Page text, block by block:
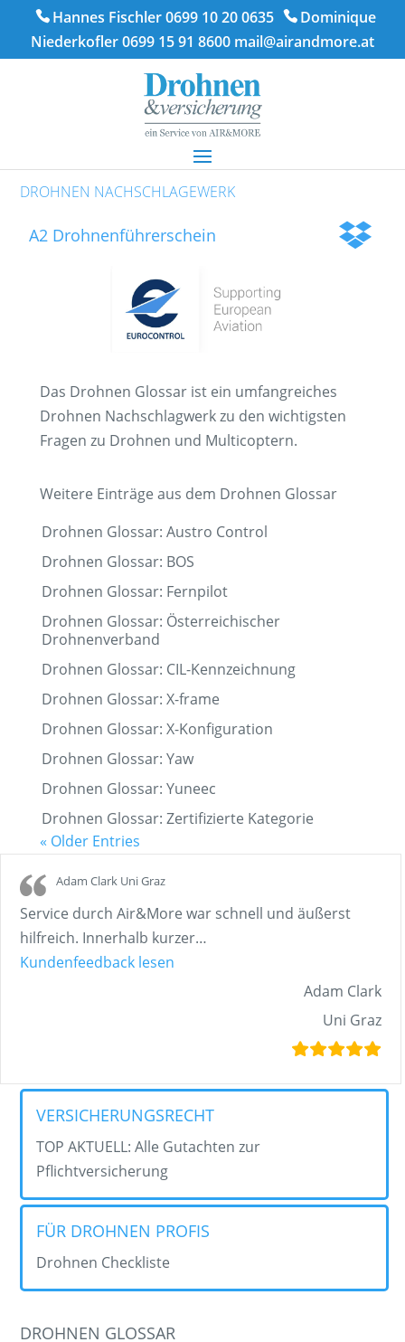
Hannes Fischler 0699 10 20 0635
Dominique
Niederkofler 0699 15 91 8600 mail@airandmore.at
DROHNEN NACHSCHLAGEWERK
A2 Drohnenführerschein
Das Drohnen Glossar ist ein umfangreiches
Drohnen Nachschlagwerk zu den wichtigsten
Fragen zu Drohnen und Multicoptern.
Weitere Einträge aus dem Drohnen Glossar
Drohnen Glossar: Austro Control
Drohnen Glossar: BOS
Drohnen Glossar: Fernpilot
Drohnen Glossar: Österreichischer
Drohnenverband
Drohnen Glossar: CIL-Kennzeichnung
Drohnen Glossar: X-frame
Drohnen Glossar: X-Konfiguration
Drohnen Glossar: Yaw
Drohnen Glossar: Yuneec
Drohnen Glossar: Zertifizierte Kategorie
« Older Entries
Adam Clark Uni Graz
Service durch Air&More war schnell und äußerst
hilfreich. Innerhalb kurzer…
Kundenfeedback lesen
Adam Clark
Uni Graz
VERSICHERUNGSRECHT
TOP AKTUELL: Alle Gutachten zur
Pflichtversicherung
FÜR DROHNEN PROFIS
Drohnen Checkliste
DROHNEN GLOSSAR